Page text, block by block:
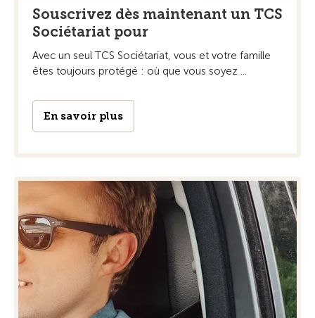
Souscrivez dès maintenant un TCS
Sociétariat pour
Avec un seul TCS Sociétariat, vous et votre famille
êtes toujours protégé : où que vous soyez ...
En savoir plus